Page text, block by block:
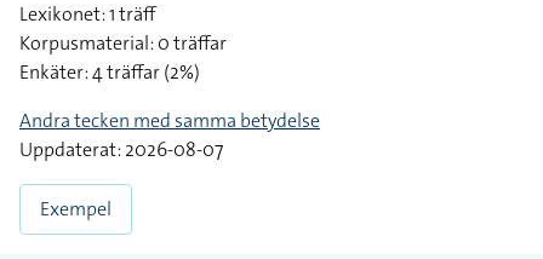
Lexikonet: 1 träff
Korpusmaterial: 0 träffar
Enkäter: 4 träffar (2%)
Andra tecken med samma betydelse
Uppdaterat: 2026-08-07
Exempel